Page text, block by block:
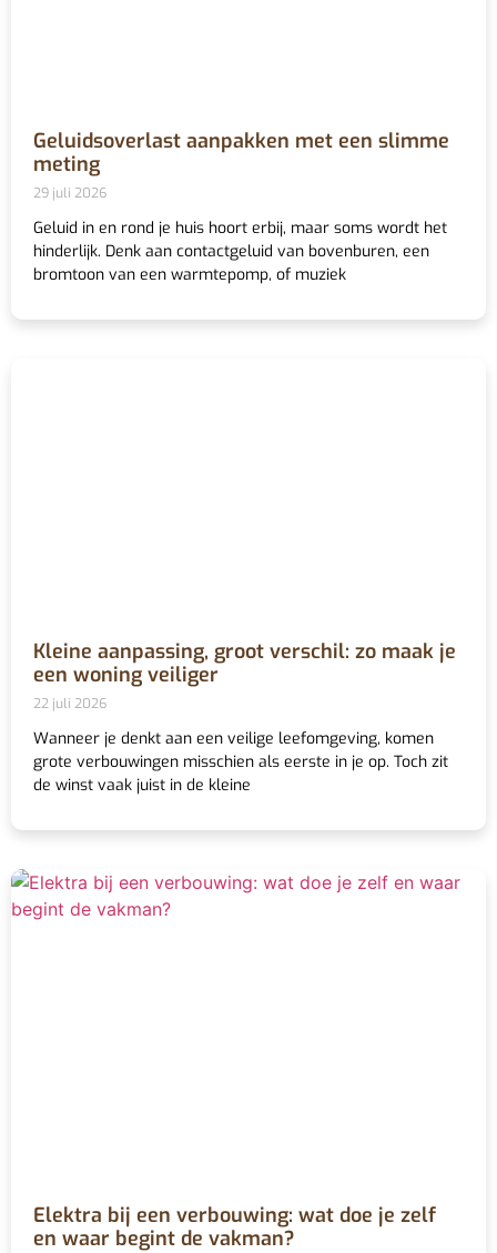
Geluidsoverlast aanpakken met een slimme
meting
29 juli 2026
Geluid in en rond je huis hoort erbij, maar soms wordt het
hinderlijk. Denk aan contactgeluid van bovenburen, een
bromtoon van een warmtepomp, of muziek
Kleine aanpassing, groot verschil: zo maak je
een woning veiliger
22 juli 2026
Wanneer je denkt aan een veilige leefomgeving, komen
grote verbouwingen misschien als eerste in je op. Toch zit
de winst vaak juist in de kleine
Elektra bij een verbouwing: wat doe je zelf
en waar begint de vakman?